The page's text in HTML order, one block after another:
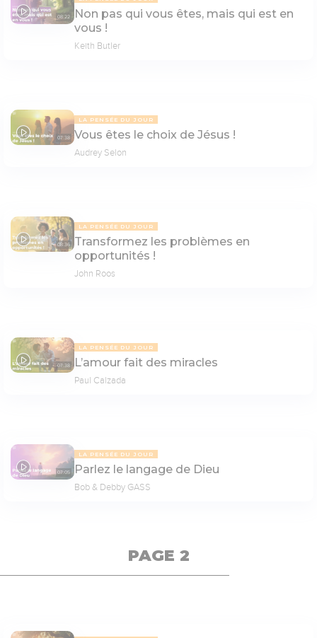
08:22
Non pas qui vous êtes, mais qui est en
vous !
Keith Butler
07:38
LA PENSÉE DU JOUR
Vous êtes le choix de Jésus !
Audrey Selon
08:36
LA PENSÉE DU JOUR
Transformez les problèmes en
opportunités !
John Roos
07:38
LA PENSÉE DU JOUR
L’amour fait des miracles
Paul Calzada
07:05
LA PENSÉE DU JOUR
Parlez le langage de Dieu
Bob & Debby GASS
PAGE 2